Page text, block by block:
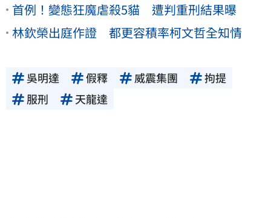
首例！變態狂魔虐殺5貓 遭判重刑結果曝
林欽榮出庭作證 都更容積率柯文哲全知情
吳明達 假釋 威震集團
拘提
服刑
天龍達